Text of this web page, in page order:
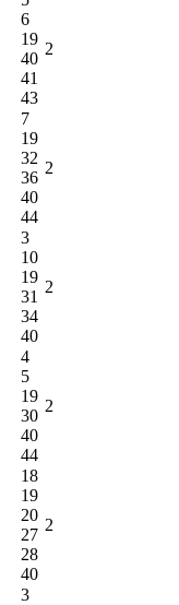
6
19
40
41
43
2
7
19
32
36
40
44
2
3
10
19
31
34
40
2
4
5
19
30
40
44
2
18
19
20
27
28
40
2
3